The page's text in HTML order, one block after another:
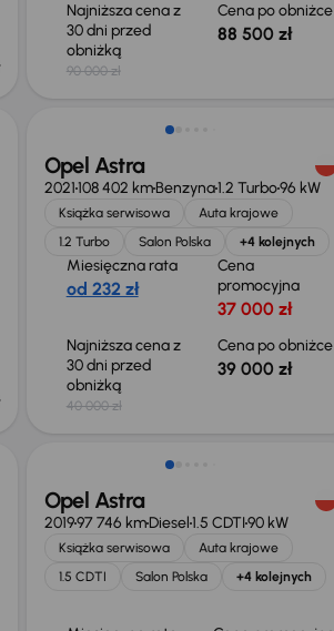
Najniższa cena z
30 dni przed
obniżką
90 000 zł
Cena po obniżce
88 500 zł
Taniej o 1 000 zł
Opel Astra
2021108 402 kmBenzyna1.2 Turbo96 kW
Książka serwisowa
Auta krajowe
1.2 Turbo
Salon Polska +4 kolejnych
Miesięczna rata
od 232 zł
Cena
promocyjna
37 000 zł
Najniższa cena z
30 dni przed
obniżką
40 000 zł
Cena po obniżce
39 000 zł
Opel Astra
201997 746 kmDiesel1.5 CDTI90 kW
Książka serwisowa
Auta krajowe
1.5 CDTI
Salon Polska +4 kolejnych